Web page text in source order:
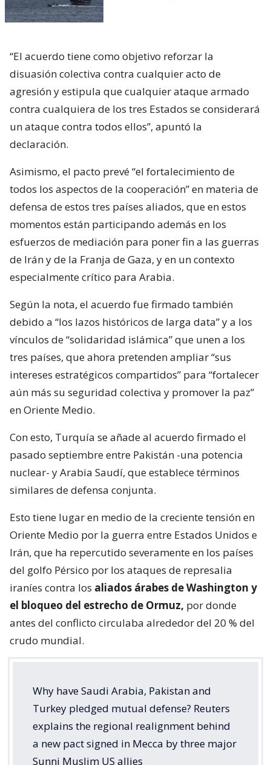
“El acuerdo tiene como objetivo reforzar la
disuasión colectiva contra cualquier acto de
agresión y estipula que cualquier ataque armado
contra cualquiera de los tres Estados se considerará
un ataque contra todos ellos”, apuntó la
declaración.
Asimismo, el pacto prevé “el fortalecimiento de
todos los aspectos de la cooperación” en materia de
defensa de estos tres países aliados, que en estos
momentos están participando además en los
esfuerzos de mediación para poner fin a las guerras
de Irán y de la Franja de Gaza, y en un contexto
especialmente crítico para Arabia.
Según la nota, el acuerdo fue firmado también
debido a “los lazos históricos de larga data” y a los
vínculos de “solidaridad islámica” que unen a los
tres países, que ahora pretenden ampliar “sus
intereses estratégicos compartidos” para “fortalecer
aún más su seguridad colectiva y promover la paz”
en Oriente Medio.
Con esto, Turquía se añade al acuerdo firmado el
pasado septiembre entre Pakistán -una potencia
nuclear- y Arabia Saudí, que establece términos
similares de defensa conjunta.
Esto tiene lugar en medio de la creciente tensión en
Oriente Medio por la guerra entre Estados Unidos e
Irán, que ha repercutido severamente en los países
del golfo Pérsico por los ataques de represalia
iraníes contra los aliados árabes de Washington y
el bloqueo del estrecho de Ormuz, por donde
antes del conflicto circulaba alrededor del 20 % del
crudo mundial.
Why have Saudi Arabia, Pakistan and
Turkey pledged mutual defense? Reuters
explains the regional realignment behind
a new pact signed in Mecca by three major
Sunni Muslim US allies